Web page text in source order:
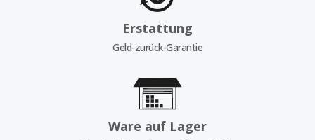
Erstattung
Geld-zurück-Garantie
Ware auf Lager